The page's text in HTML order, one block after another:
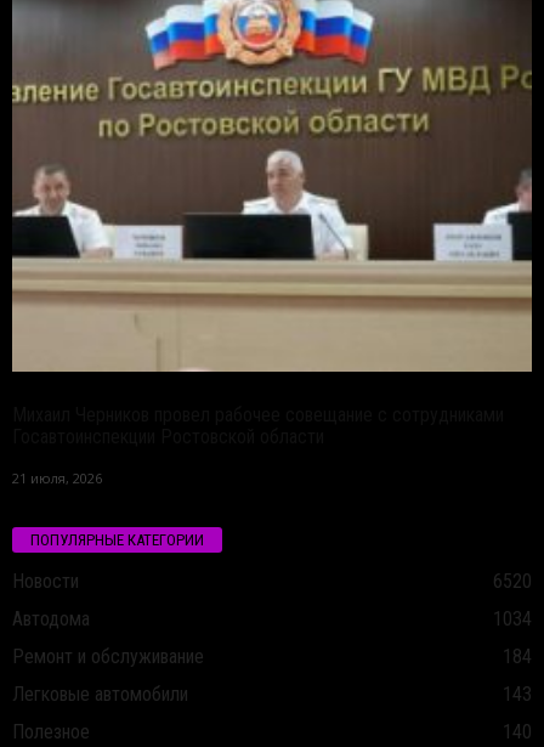
21 июля, 2026
ПОПУЛЯРНЫЕ КАТЕГОРИИ
Новости
6520
Автодома
1034
Ремонт и обслуживание
184
Легковые автомобили
143
Полезное
140